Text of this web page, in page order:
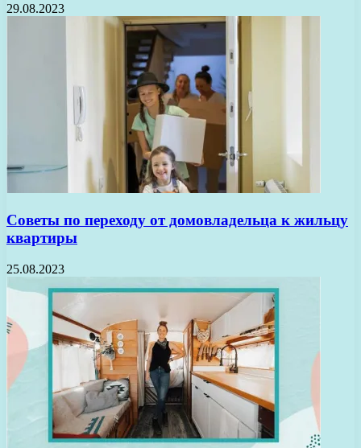
29.08.2023
Советы по переходу от домовладельца к жильцу
квартиры
25.08.2023